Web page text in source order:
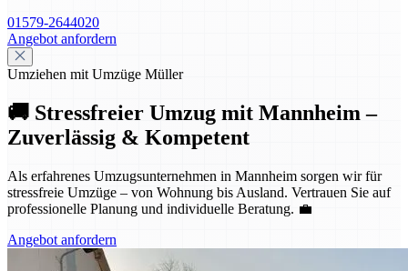
01579-2644020
Angebot anfordern
Umziehen mit Umzüge Müller
🚚 Stressfreier Umzug mit Mannheim –
Zuverlässig & Kompetent
Als erfahrenes Umzugsunternehmen in Mannheim sorgen wir für
stressfreie Umzüge – von Wohnung bis Ausland. Vertrauen Sie auf
professionelle Planung und individuelle Beratung. 💼
Angebot anfordern